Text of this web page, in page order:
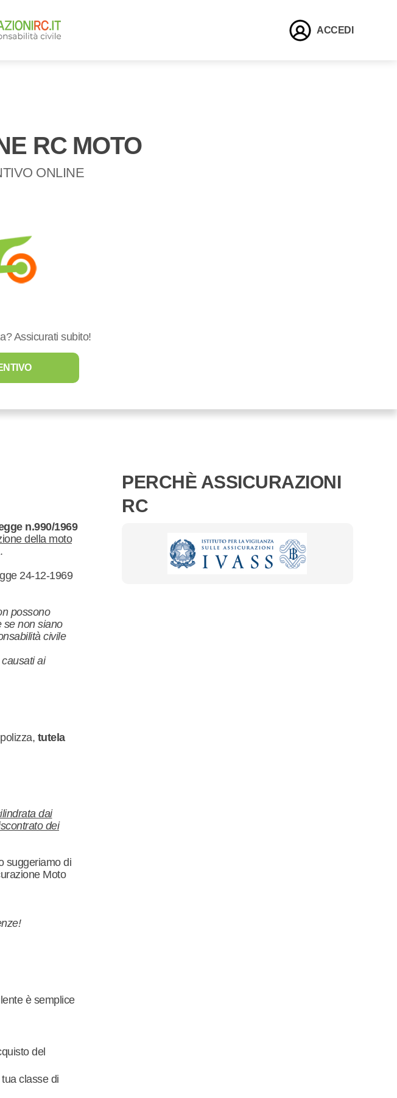
ACCEDI
RC MOTO
ONLINE
Assicurati subito!
n.990/1969
della moto
.
24-12-1969
possono
se non siano
civile
ai
tutela
dai
dei
suggeriamo di
Moto
è semplice
del
classe di
PERCHÈ ASSICURAZIONI
RC